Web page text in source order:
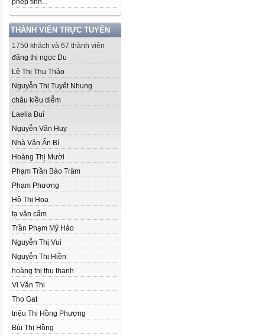
phép tính...
THÀNH VIÊN TRỰC TUYẾN
1750 khách và 67 thành viên
đặng thị ngọc Du
Lê Thị Thu Thảo
Nguyễn Thị Tuyết Nhung
châu kiều diễm
Laelia Bui
Nguyễn Văn Huy
Nhà Văn Ẩn Bí
Hoàng Thị Mười
Phạm Trần Bảo Trâm
Phạm Phương
Hồ Thị Hoa
tạ văn cẩm
Trần Phạm Mỹ Hảo
Nguyễn Thị Vui
Nguyễn Thị Hiền
hoàng thị thu thanh
Vi Văn Thi
Tho Gat
triệu Thị Hồng Phượng
Bùi Thị Hồng